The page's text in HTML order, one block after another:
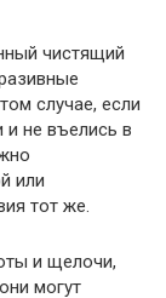
чистящий
случае, если
не въелись в
или
тот же.
и щелочи,
могут